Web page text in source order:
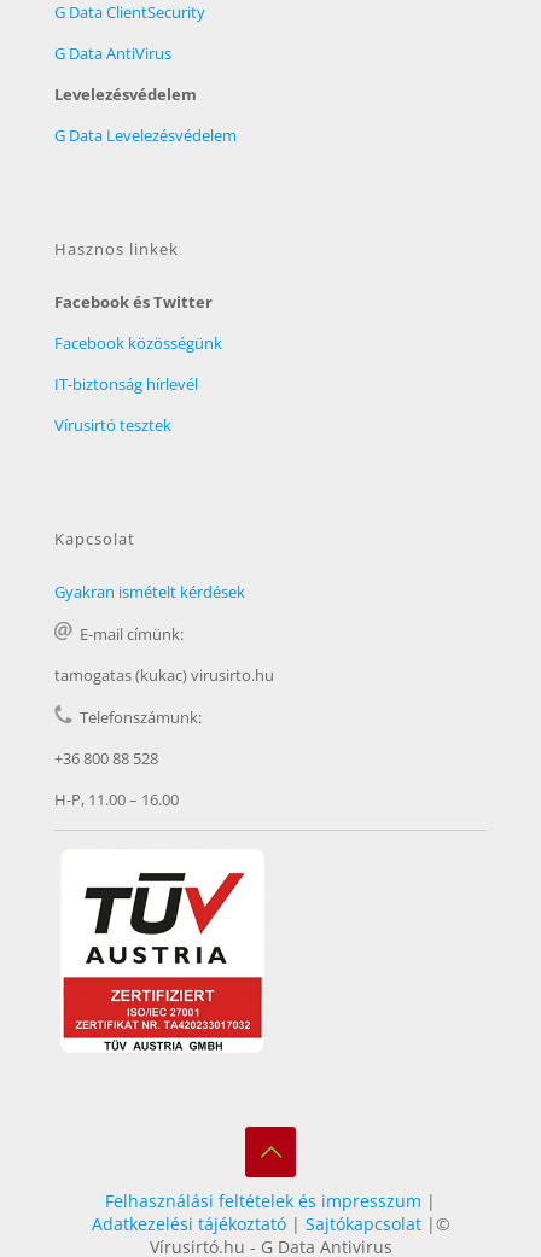
G Data ClientSecurity
G Data AntiVirus
Levelezésvédelem
G Data Levelezésvédelem
Hasznos linkek
Facebook és Twitter
Facebook közösségünk
IT-biztonság hírlevél
Vírusirtó tesztek
Kapcsolat
Gyakran ismételt kérdések
E-mail címünk:
tamogatas (kukac) virusirto.hu
Telefonszámunk:
+36 800 88 528
H-P, 11.00 – 16.00
Felhasználási feltételek és impresszum |
Adatkezelési tájékoztató| Sajtókapcsolat|©
Vírusirtó.hu - G Data Antivirus